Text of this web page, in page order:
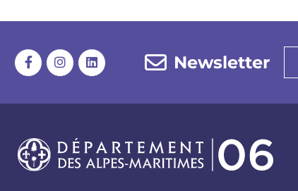
Newsletter